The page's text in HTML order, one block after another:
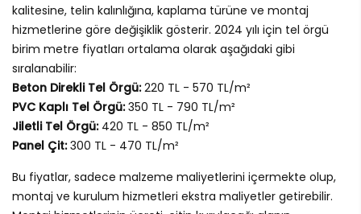
kalitesine, telin kalınlığına, kaplama türüne ve montaj
hizmetlerine göre değişiklik gösterir. 2024 yılı için tel örgü
birim metre fiyatları ortalama olarak aşağıdaki gibi
sıralanabilir:
Beton Direkli Tel Örgü:220 TL - 570 TL/m²
PVC Kaplı Tel Örgü:350 TL - 790 TL/m²
Jiletli Tel Örgü:420 TL - 850 TL/m²
Panel Çit:300 TL - 470 TL/m²
Bu fiyatlar, sadece malzeme maliyetlerini içermekte olup,
montaj ve kurulum hizmetleri ekstra maliyetler getirebilir.